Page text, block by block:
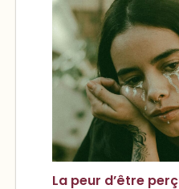
La peur d’être